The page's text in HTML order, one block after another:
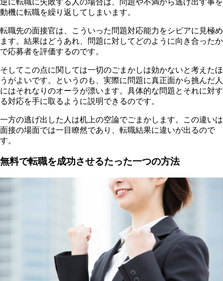
動機に転職を繰り返してしまいます。
転職先の面接官は、こういった問題対応能力をシビアに見極め
ます。結果はどうあれ、問題に対してどのように向き合ったか
で応募者を評価するのです。
そしてこの点に関しては一切のごまかしは効かないと考えたほ
うがよいです。というのも、実際に問題に真正面から挑んだ人
にはそれなりのオーラが漂います。具体的な問題とそれに対す
る対応を手に取るように説明できるのです。
一方の逃げ出した人は机上の空論でごまかします。この違いは
面接の場面では一目瞭然であり、転職結果に違いが出るので
す。
無料で転職を成功させるたった一つの方法